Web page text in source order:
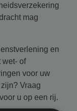
mag
en
wet- of
voor uw
Vraag
u op een rij.